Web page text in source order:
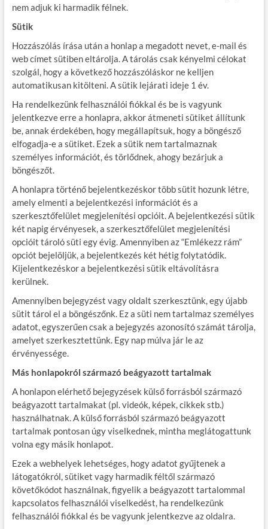
nem adjuk ki harmadik félnek.
Sütik
Hozzászólás írása után a honlap a megadott nevet, e-mail és
web címet sütiben eltárolja. A tárolás csak kényelmi célokat
szolgál, hogy a következő hozzászóláskor ne kelljen
automatikusan kitölteni. A sütik lejárati ideje 1 év.
Ha rendelkezünk felhasználói fiókkal és be is vagyunk
jelentkezve erre a honlapra, akkor átmeneti sütiket állítunk
be, annak érdekében, hogy megállapítsuk, hogy a böngésző
elfogadja-e a sütiket. Ezek a sütik nem tartalmaznak
személyes információt, és törlődnek, ahogy bezárjuk a
böngészőt.
A honlapra történő bejelentkezéskor több sütit hozunk létre,
amely elmenti a bejelentkezési információt és a
szerkesztőfelület megjelenítési opcióit. A bejelentkezési sütik
két napig érvényesek, a szerkesztőfelület megjelenítési
opcióit tároló süti egy évig. Amennyiben az “Emlékezz rám”
opciót bejelöljük, a bejelentkezés két hétig folytatódik.
Kijelentkezéskor a bejelentkezési sütik eltávolításra
kerülnek.
Amennyiben bejegyzést vagy oldalt szerkesztünk, egy újabb
sütit tárol el a böngészőnk. Ez a süti nem tartalmaz személyes
adatot, egyszerűen csak a bejegyzés azonosító számát tárolja,
amelyet szerkesztettünk. Egy nap múlva jár le az
érvényessége.
Más honlapokról származó beágyazott tartalmak
A honlapon elérhető bejegyzések külső forrásból származó
beágyazott tartalmakat (pl. videók, képek, cikkek stb.)
használhatnak. A külső forrásból származó beágyazott
tartalmak pontosan úgy viselkednek, mintha meglátogattunk
volna egy másik honlapot.
Ezek a webhelyek lehetséges, hogy adatot gyűjtenek a
látogatókról, sütiket vagy harmadik féltől származó
követőkódot használnak, figyelik a beágyazott tartalommal
kapcsolatos felhasználói viselkedést, ha rendelkezünk
felhasználói fiókkal és be vagyunk jelentkezve az oldalra.